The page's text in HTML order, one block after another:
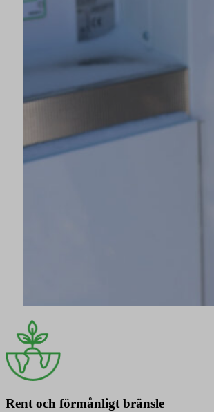
Rent och förmånligt bränsle